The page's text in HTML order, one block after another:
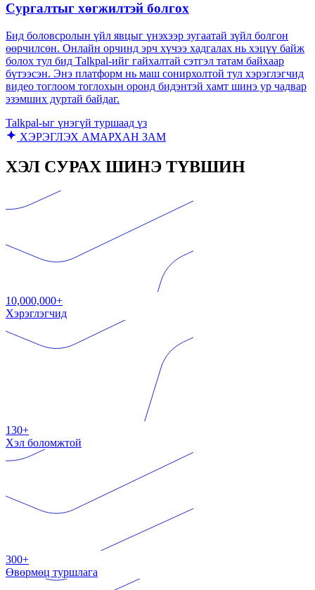
Сургалтыг хөгжилтэй болгох
Бид боловсролын үйл явцыг үнэхээр зугаатай зүйл болгон
өөрчилсөн. Онлайн орчинд эрч хүчээ хадгалах нь хэцүү байж
болох тул бид Talkpal-ийг гайхалтай сэтгэл татам байхаар
бүтээсэн. Энэ платформ нь маш сонирхолтой тул хэрэглэгчид
видео тоглоом тоглохын оронд бидэнтэй хамт шинэ ур чадвар
эзэмших дуртай байдаг.
Talkpal-ыг үнэгүй туршаад үз
ХЭРЭГЛЭХ АМАРХАН ЗАМ
ХЭЛ СУРАХ ШИНЭ ТҮВШИН
10,000,000+
Хэрэглэгчид
130+
Хэл боломжтой
300+
Өвөрмөц туршлага